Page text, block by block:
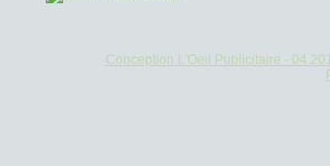
Conception L'Oeil Publicitaire -